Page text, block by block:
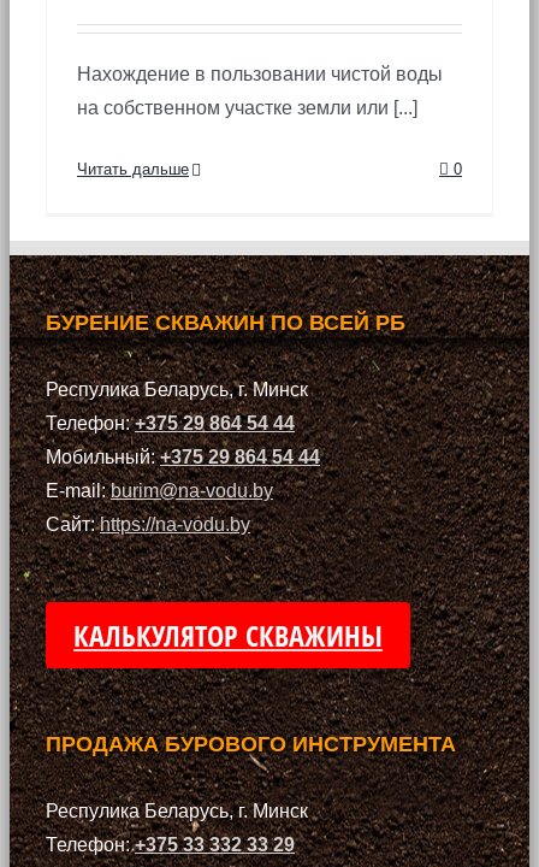
Нахождение в пользовании чистой воды
на собственном участке земли или [...]
Читать дальше 0
БУРЕНИЕ СКВАЖИН ПО ВСЕЙ РБ
Респулика Беларусь, г. Минск
Телефон:+375 29 864 54 44
Мобильный:+375 29 864 54 44
E-mail:burim@na-vodu.by
Сайт:https://na-vodu.by
КАЛЬКУЛЯТОР СКВАЖИНЫ
ПРОДАЖА БУРОВОГО ИНСТРУМЕНТА
Респулика Беларусь, г. Минск
Телефон:+375 33 332 33 29